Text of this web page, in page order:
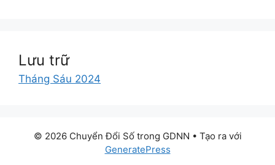
Lưu trữ
Tháng Sáu 2024
© 2026 Chuyển Đổi Số trong GDNN • Tạo ra với
GeneratePress